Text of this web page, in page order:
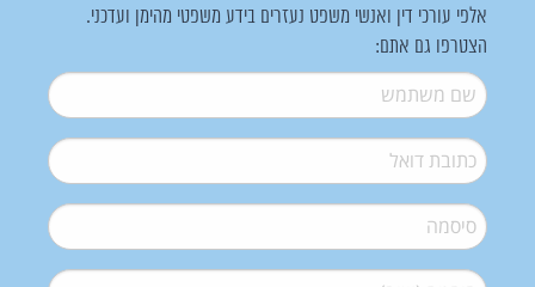
אלפי עורכי דין ואנשי משפט נעזרים בידע משפטי מהימן ועדכני.
הצטרפו גם אתם:
שם משתמש*
דואל*
סיסמה*